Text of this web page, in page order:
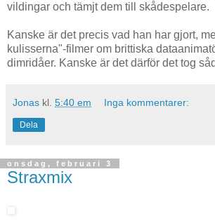
vildingar och tämjt dem till skådespelare.
Kanske är det precis vad han har gjort,
kulisserna"-filmer om brittiska
dimridåer. Kanske är det därför det tog
Jonas kl. 5:40 em Inga kommentarer:
Dela
onsdag, februari 3
Straxmix